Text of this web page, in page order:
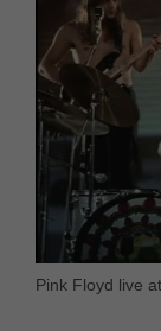
Pink Floyd live